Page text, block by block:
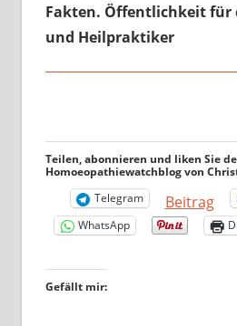
Fakten. Öffentlichkeit für
und Heilpraktiker
Teilen, abonnieren und liken Sie
Homoeopathiewatchblog von
Telegram
Beitrag
WhatsApp
Gefällt mir: